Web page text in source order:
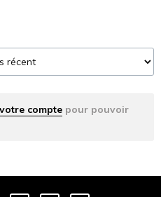
compte pour pouvoir